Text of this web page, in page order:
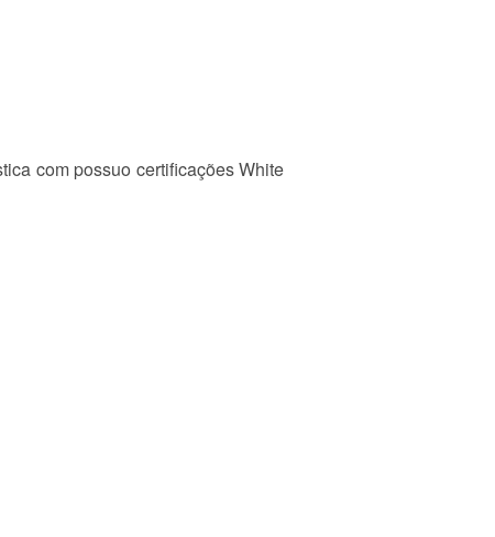
com possuo certificações White